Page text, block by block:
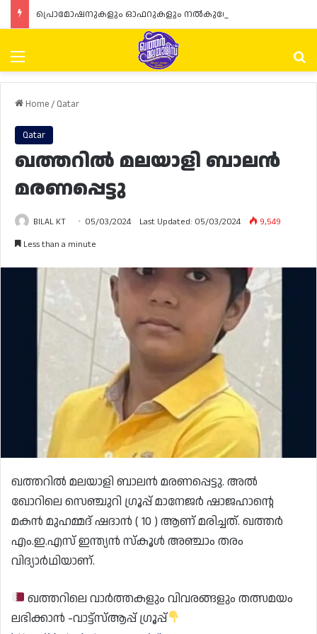
Menu
Home/ Qatar
Qatar
ഖത്തറിൽ മലയാളി ബാലൻ
മരണപ്പെട്ടു
BILAL KT 05/03/2024 Last Updated: 05/03/2024
9,549
Less than a minute
ഖത്തറിൽ മലയാളി ബാലൻ മരണപ്പെട്ടു. അൽ
ഖോറിലെ സെഞ്ചുറി ഗ്രൂപ്പ് മാനേജർ ഷാജഹാൻ്റെ
മകൻ മുഹമ്മദ് ഷദാൻ ( 10 ) ആണ് മരിച്ചത്. ഖത്തർ
എം.ഇ.എസ് ഇന്ത്യൻ സ്കൂൾ അഞ്ചാം തരം
വിദ്യാർഥിയാണ്.
ഖത്തറിലെ വാർത്തകളും വിവരങ്ങളും തത്സമയം
ലഭിക്കാൻ -വാട്ട്സ്ആപ്പ് ഗ്രൂപ്പ്